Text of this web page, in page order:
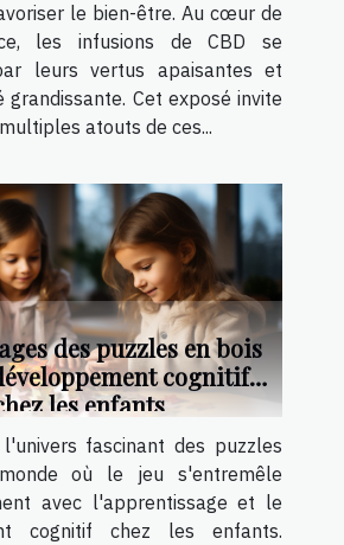
le bien-être. Au cœur de
les infusions de CBD se
leurs vertus apaisantes et
Cet exposé invite
atouts de ces...
des puzzles en bois
cognitif
les enfants
fascinant des puzzles
où le jeu s'entremêle
avec l'apprentissage et le
cognitif chez les enfants.